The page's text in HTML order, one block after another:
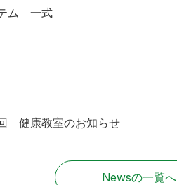
ム 一式
健康教室のお知らせ
Newsの一覧へ